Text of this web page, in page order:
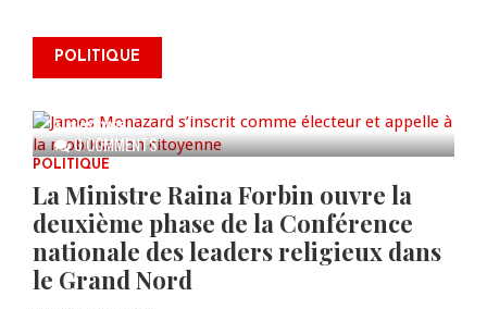
POLITIQUE
0 COMMENTS
James Monazard s’inscrit comme
électeur et appelle à la
AUG 07, 2026
POLITIQUE
La Ministre Raina Forbin ouvre la
deuxième phase de la Conférence
nationale des leaders religieux dans
le Grand Nord